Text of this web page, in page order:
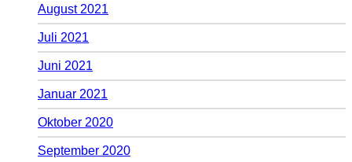
August 2021
Juli 2021
Juni 2021
Januar 2021
Oktober 2020
September 2020